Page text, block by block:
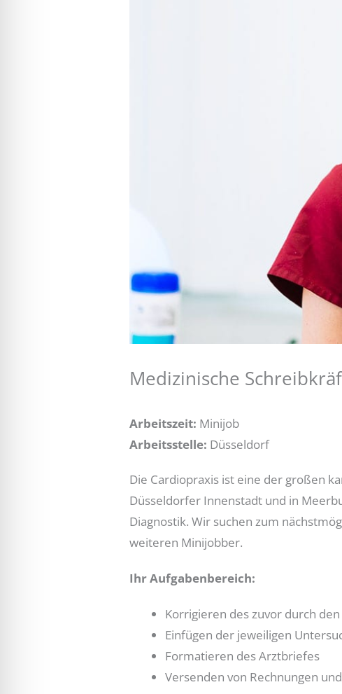
Medizinische
Arbeitszeit: Minijob
Arbeitsstelle: Düsseldorf
Die Cardiopraxis ist eine der großen
Düsseldorfer Innenstadt und in
Diagnostik. Wir suchen zum
weiteren Minijobber.
Ihr Aufgabenbereich:
Korrigieren des zuvor durch
Einfügen der jeweiligen
Formatieren des Arztbriefes
Versenden von Rechnungen